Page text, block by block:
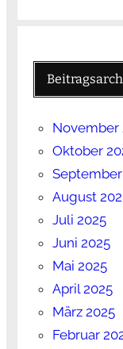
November
Oktober
August
Juli 2025
Juni 2025
Mai 2025
April 2025
März 2025
Februar